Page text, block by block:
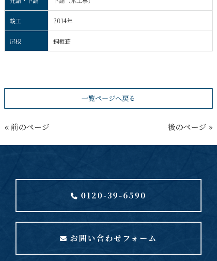
竣工 2014年
屋根 銅板葺
一覧ページへ戻る
« 前のページ 後のページ »
0120-39-6590
お問い合わせフォーム